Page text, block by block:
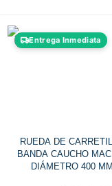
Entrega Inmediata
RUEDA DE
BANDA CAUCHO
DIÁMETRO 400 MM